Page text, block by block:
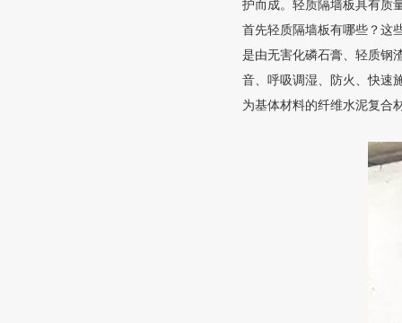
首先轻质隔墙板有哪些？这
是由无害化磷石膏、轻质钢
音、呼吸调湿、防火、快速
为基体材料的纤维水泥复合